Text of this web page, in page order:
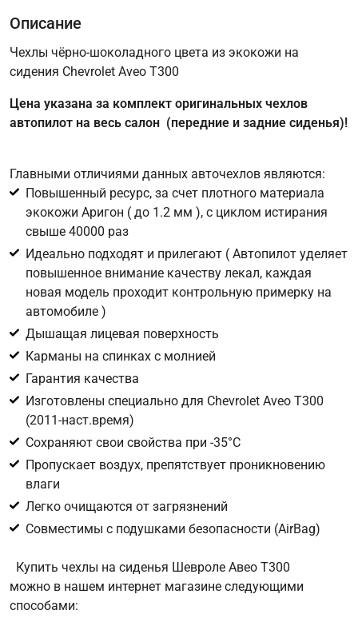
Имя
Соглашение об обработке персональных данных
Для подтверждения своего согласия на обработку ваших
персональных данных в целях исполнения запроса введите
в поле ниже цифру
Цифра с картинки
Описание
Чехлы чёрно-шоколадного цвета из экокожи на
сидения Chevrolet Aveo T300
Цена указана за комплект оригинальных чехлов
автопилот на весь салон (передние и задние сиденья)!
Главными отличиями данных авточехлов являются:
Повышенный ресурс, за счет плотного материала
экокожи Аригон ( до 1.2 мм ), с циклом истирания
свыше 40000 раз
Идеально подходят и прилегают ( Автопилот уделяет
повышенное внимание качеству лекал, каждая
новая модель проходит контрольную примерку на
автомобиле )
Дышащая лицевая поверхность
Карманы на спинках с молнией
Гарантия качества
Изготовлены специально для Chevrolet Aveo T300
(2011-наст.время)
Сохраняют свои свойства при -35°С
Пропускает воздух, препятствует проникновению
влаги
Легко очищаются от загрязнений
Совместимы с подушками безопасности (AirBag)
Купить чехлы на сиденья Шевроле Авео T300
можно в нашем интернет магазине следующими
способами: